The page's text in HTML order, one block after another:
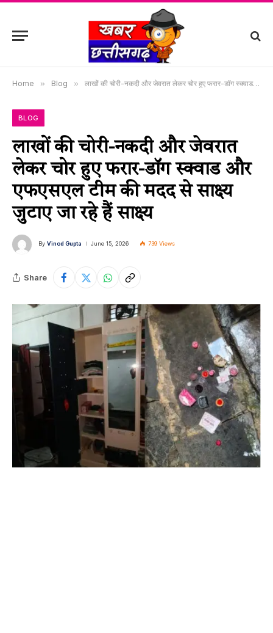
Home » Blog » लाखों की चोरी-नकदी और जेवरात लेकर चोर हुए फरार-डॉग स्क्वाड और एफएसएल टीम की मदद से साक्ष्य जुटाए जा रहे हैं साक्ष्य
BLOG
लाखों की चोरी-नकदी और जेवरात
लेकर चोर हुए फरार-डॉग स्क्वाड और
एफएसएल टीम की मदद से साक्ष्य
जुटाए जा रहे हैं साक्ष्य
By Vinod Gupta June 15, 2026 739 Views
Share